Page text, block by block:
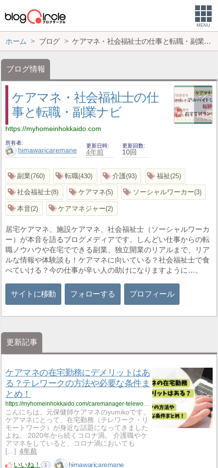
MENU
ホーム ブログ ケアマネ・社会福祉士の仕事と転職・副業ナビ
ブログ情報
ケアマネ・社会福祉士の仕
事と転職・副業ナビ
https://myhomeinhokkaido.com
所有者
himawaricaremane
更新日時
4年前
更新回数
10回
副業 760 転職 430 介護 93 福祉 25
社会福祉士 8 ケアマネ 5 ソーシャルワーカー 3
本音 2 ケアマネジャー 2
居宅ケアマネ、施設ケアマネ、社会福祉士（ソーシャルワーカ
ー）が本音を語るブログメディアです。しんどい仕事からの転
職ノウハウや在宅でできる副業、独立開業のリアルまで、リア
ルな情報や体験談も！ケアマネに向いている？社会福祉士で食
べていける？今の仕事が辛い人の助けになりますように…。
サイトに移動 フォローする プロフィール
更新記事
ケアマネの在宅勤務にデメリットはあ
る？テレワークの方法や必要な条件ま
とめ！
https://myhomeinhokkaido.com/caremanager-telework-method-2022619/
こんにちは。元保健師ケアマネのyumikoです。
ケアマネにとって、在宅勤務（テレワーク・リ
モートワーク）が身近な話題になってきました
よね。 2020年から続くコロナ渦。 介護職やケ
アマネをしていると、コロナ渦においても
[…]
4年前
いいね！
1 himawaricaremane